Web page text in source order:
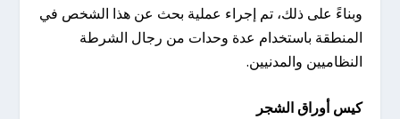
وبناءً على ذلك، تم إجراء عملية بحث عن هذا الشخص في
المنطقة باستخدام عدة وحدات من رجال الشرطة
النظاميين والمدنيين.
كيس أوراق الشجر